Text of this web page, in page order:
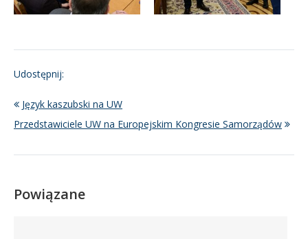
Udostępnij:
Język kaszubski na UW
Przedstawiciele UW na Europejskim Kongresie Samorządów
Powiązane